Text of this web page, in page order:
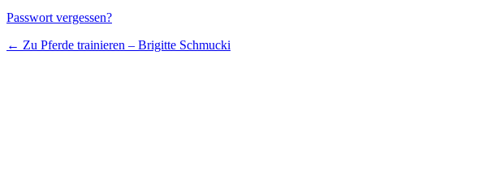
Passwort vergessen?
← Zu Pferde trainieren – Brigitte Schmucki